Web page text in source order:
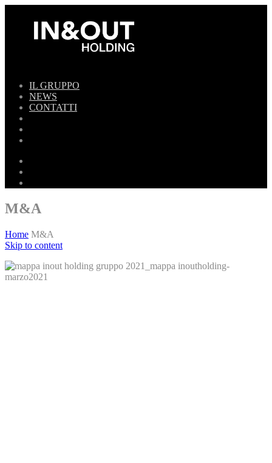
IL GRUPPO
NEWS
CONTATTI
M&A
Home M&A
Skip to content